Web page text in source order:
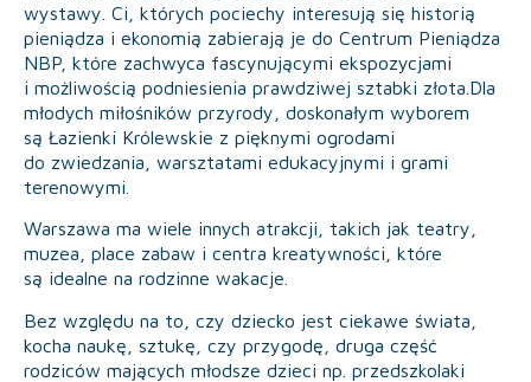
wystawy. Ci, których pociechy interesują się historią
pieniądza i ekonomią zabierają je do Centrum Pieniądza
NBP, które zachwyca fascynującymi ekspozycjami
i możliwością podniesienia prawdziwej sztabki złota.Dla
młodych miłośników przyrody, doskonałym wyborem
są Łazienki Królewskie z pięknymi ogrodami
do zwiedzania, warsztatami edukacyjnymi i grami
terenowymi.
Warszawa ma wiele innych atrakcji, takich jak teatry,
muzea, place zabaw i centra kreatywności, które
są idealne na rodzinne wakacje.
Bez względu na to, czy dziecko jest ciekawe świata,
kocha naukę, sztukę, czy przygodę, druga część
rodziców mających młodsze dzieci np. przedszkolaki